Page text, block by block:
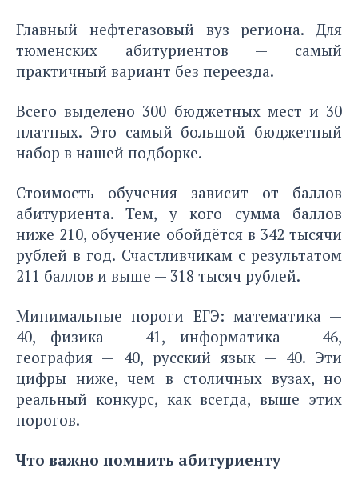
Главный нефтегазовый вуз региона. Для
тюменских абитуриентов — самый
практичный вариант без переезда.
Всего выделено 300 бюджетных мест и 30
платных. Это самый большой бюджетный
набор в нашей подборке.
Стоимость обучения зависит от баллов
абитуриента. Тем, у кого сумма баллов
ниже 210, обучение обойдётся в 342 тысячи
рублей в год. Счастливчикам с результатом
211 баллов и выше — 318 тысяч рублей.
Минимальные пороги ЕГЭ: математика —
40, физика — 41, информатика — 46,
география — 40, русский язык — 40. Эти
цифры ниже, чем в столичных вузах, но
реальный конкурс, как всегда, выше этих
порогов.
Что важно помнить абитуриенту